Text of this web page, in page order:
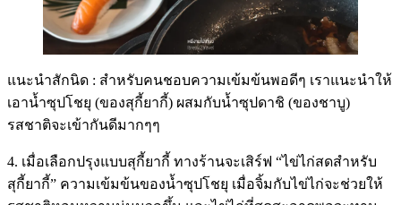
แนะนำสักนิด : สำหรับคนชอบความเข้มข้นพอดีๆ เราแนะนำให้
เอาน้ำซุปโชยุ (ของสุกี้ยากี้) ผสมกับน้ำซุปดาชิ (ของชาบู)
รสชาติจะเข้ากันดีมากๆๆ
4. เมื่อเลือกปรุงแบบสุกี้ยากี้ ทางร้านจะเสิร์ฟ “ไข่ไก่สดสำหรับ
สุกี้ยากี้” ความเข้มข้นของน้ำซุปโชยุ เมื่อจิ้มกับไข่ไก่จะช่วยให้